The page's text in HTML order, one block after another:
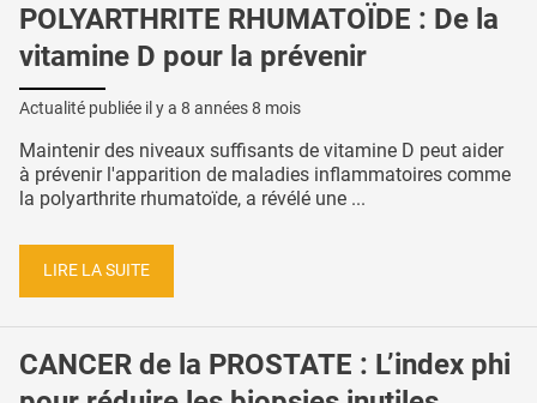
POLYARTHRITE RHUMATOÏDE : De la
vitamine D pour la prévenir
Actualité publiée il y a 8 années 8 mois
Maintenir des niveaux suffisants de vitamine D peut aider
à prévenir l'apparition de maladies inflammatoires comme
la polyarthrite rhumatoïde, a révélé une ...
LIRE LA SUITE
CANCER de la PROSTATE : L’index phi